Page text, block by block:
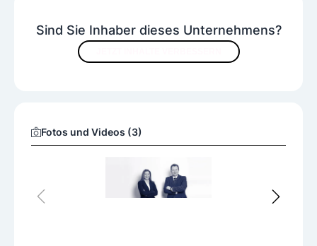
Sind Sie Inhaber dieses Unternehmens?
Fotos und Videos (3)